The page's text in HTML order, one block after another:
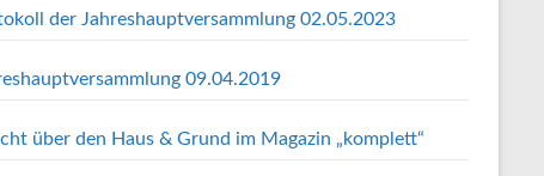
der Jahreshauptversammlung 02.05.2023
09.04.2019
über den Haus & Grund im Magazin „komplett“